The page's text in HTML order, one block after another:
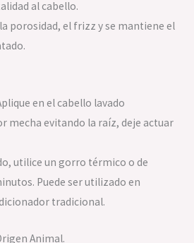
al cabello.
porosidad, el frizz y se mantiene el
en el cabello lavado
mecha evitando la raíz, deje actuar
utilice un gorro térmico o de
Puede ser utilizado en
tradicional.
Animal.